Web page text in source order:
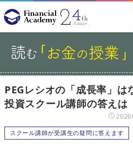
PEGレシオの「成長率」は
投資スクール講師の答えは
2020
スクール講師が受講生の疑問に答えます